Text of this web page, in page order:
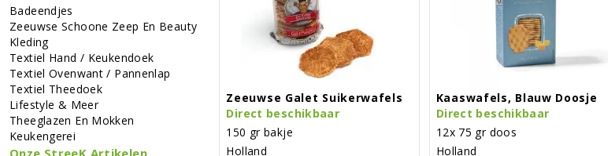
Badeendjes
Zeeuwse Schoone Zeep En Beauty
Kleding
Textiel Hand / Keukendoek
Textiel Ovenwant / Pannenlap
Textiel Theedoek
Lifestyle & Meer
Theeglazen En Mokken
Keukengerei
Onze StreeK Artikelen
Zeeuwse Galet Suikerwafels
Direct beschikbaar
150 gr bakje
Holland
Kaaswafels, Blauw Doosje
Direct beschikbaar
12x 75 gr doos
Holland